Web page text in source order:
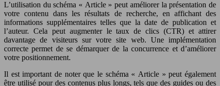
L’utilisation du schéma « Article » peut améliorer la présentation de
votre contenu dans les résultats de recherche, en affichant des
informations supplémentaires telles que la date de publication et
l’auteur. Cela peut augmenter le taux de clics (CTR) et attirer
davantage de visiteurs sur votre site web. Une implémentation
correcte permet de se démarquer de la concurrence et d’améliorer
votre positionnement.
Il est important de noter que le schéma « Article » peut également
être utilisé pour des contenus plus longs, tels que des guides ou des